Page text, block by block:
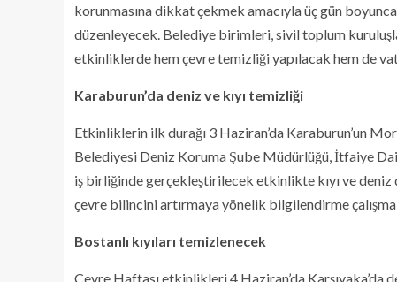
korunmasına dikkat çekmek amacıyla üç gün
düzenleyecek. Belediye birimleri, sivil toplum
etkinliklerde hem çevre temizliği yapılacak hem de
Karaburun’da deniz ve kıyı temizliği
Etkinliklerin ilk durağı 3 Haziran’da Karaburun’un
Belediyesi Deniz Koruma Şube Müdürlüğü, İtfaiye
iş birliğinde gerçekleştirilecek etkinlikte kıyı ve
çevre bilincini artırmaya yönelik bilgilendirme
Bostanlı kıyıları temizlenecek
Çevre Haftası etkinlikleri 4 Haziran’da Karşıyaka’da